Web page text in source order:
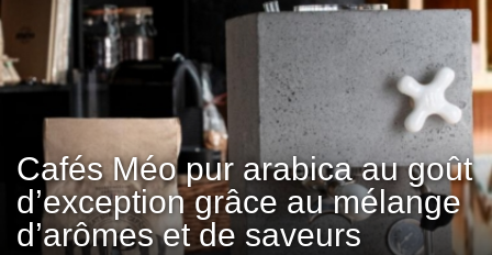
Cafés Méo pur arabica au goût
d’exception grâce au mélange
d’arômes et de saveurs